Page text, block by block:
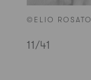
©ELIO ROSATO
11/41